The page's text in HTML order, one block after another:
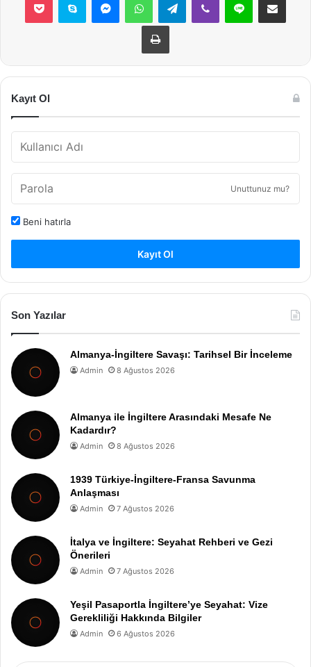
Yazdır
Kayıt Ol
Unuttunuz mu?
Beni hatırla
Kayıt Ol
Son Yazılar
Almanya-İngiltere Savaşı: Tarihsel Bir İnceleme
Admin 8 Ağustos 2026
Almanya ile İngiltere Arasındaki Mesafe Ne
Kadardır?
Admin 8 Ağustos 2026
1939 Türkiye-İngiltere-Fransa Savunma
Anlaşması
Admin 7 Ağustos 2026
İtalya ve İngiltere: Seyahat Rehberi ve Gezi
Önerileri
Admin 7 Ağustos 2026
Yeşil Pasaportla İngiltere’ye Seyahat: Vize
Gerekliliği Hakkında Bilgiler
Admin 6 Ağustos 2026